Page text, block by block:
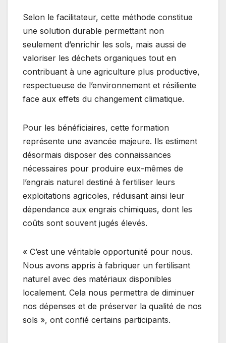
Selon le facilitateur, cette méthode constitue
une solution durable permettant non
seulement d’enrichir les sols, mais aussi de
valoriser les déchets organiques tout en
contribuant à une agriculture plus productive,
respectueuse de l’environnement et résiliente
face aux effets du changement climatique.
Pour les bénéficiaires, cette formation
représente une avancée majeure. Ils estiment
désormais disposer des connaissances
nécessaires pour produire eux-mêmes de
l’engrais naturel destiné à fertiliser leurs
exploitations agricoles, réduisant ainsi leur
dépendance aux engrais chimiques, dont les
coûts sont souvent jugés élevés.
« C’est une véritable opportunité pour nous.
Nous avons appris à fabriquer un fertilisant
naturel avec des matériaux disponibles
localement. Cela nous permettra de diminuer
nos dépenses et de préserver la qualité de nos
sols », ont confié certains participants.